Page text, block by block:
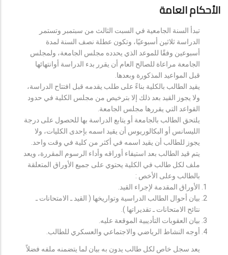
الأحكام العامة
تبدأ السنة الجامعية في السبت الثالث من سبتمبر وتستمر
الدراسة ثلاثين أسبوعيًا، وتكون عطلة نصف السنة لمدة
أسبوعين وفقًا للموعد الذي يحدده مجلس الجامعة، ولمجلس
الجامعة مراعاة للصالح العام أن يقرر بدء الدراسة أوانتهائها
قبل المواعيد المذكورة وبعدها.
يقيد الطالب بالكلية بناءً على طلب يقدمه قبل افتتاح الدراسة،
ولا يجوز القيد بعد ذلك إلا بترخيص من مجلس الكلية في حدود
القواعد التي يقررها مجلس الجامعة.
يلتحق الطالب بالجامعة أو يتابع الدراسة بها للحصول على درجة
الليسانس أو البكالوريوس أن يقيد اسمه بإحدى الكليات، ولا
يجوز للطالب أن يقيد اسمه في أكثر من كلية في وقت واحد.
يتم قيد الطالب بعد استيفاء أوراقه وأداء الرسوم المقررة، ويعد
ملف لكل طالب في الكلية يحتوي على جميع الأوراق المتعلقة
بالطالب وعلى الأخص :
الأوراق المقدمة لإجراء القيد.
بيان أحوال الطالب الدراسية وتواريخها ( القيد ـ الامتحانات ـ
نتائح الامتحانات ـ تقديراتها ).
بيان العقوبات التأديبية الموقعة عليه.
أوجه النشاط الرياضي والاجتماعي والعسكري للطالب.
يعد سجل خاص لكل طالب يدون به بيان لما يتضمنه ملفه فضلاً